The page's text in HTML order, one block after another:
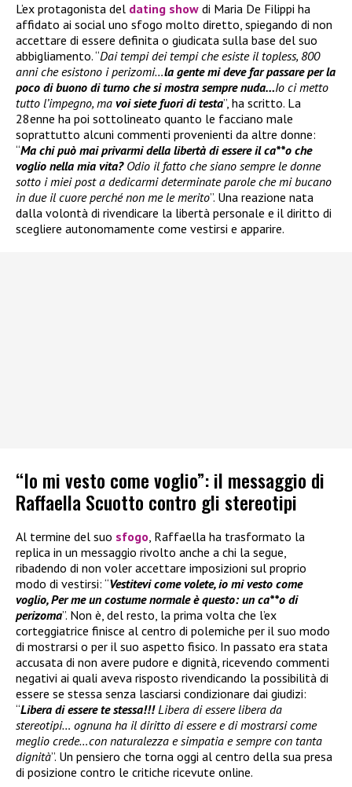
L’ex protagonista del dating show di Maria De Filippi ha
affidato ai social uno sfogo molto diretto, spiegando di non
accettare di essere definita o giudicata sulla base del suo
abbigliamento. “Dai tempi dei tempi che esiste il topless, 800
anni che esistono i perizomi…la gente mi deve far passare per la
poco di buono di turno che si mostra sempre nuda…Io ci metto
tutto l’impegno, ma voi siete fuori di testa”, ha scritto. La
28enne ha poi sottolineato quanto le facciano male
soprattutto alcuni commenti provenienti da altre donne:
“Ma chi può mai privarmi della libertà di essere il ca**o che
voglio nella mia vita? Odio il fatto che siano sempre le donne
sotto i miei post a dedicarmi determinate parole che mi bucano
in due il cuore perché non me le merito”. Una reazione nata
dalla volontà di rivendicare la libertà personale e il diritto di
scegliere autonomamente come vestirsi e apparire.
“Io mi vesto come voglio”: il messaggio di
Raffaella Scuotto contro gli stereotipi
Al termine del suo sfogo, Raffaella ha trasformato la
replica in un messaggio rivolto anche a chi la segue,
ribadendo di non voler accettare imposizioni sul proprio
modo di vestirsi: “Vestitevi come volete, io mi vesto come
voglio, Per me un costume normale è questo: un ca**o di
perizoma”. Non è, del resto, la prima volta che l’ex
corteggiatrice finisce al centro di polemiche per il suo modo
di mostrarsi o per il suo aspetto fisico. In passato era stata
accusata di non avere pudore e dignità, ricevendo commenti
negativi ai quali aveva risposto rivendicando la possibilità di
essere se stessa senza lasciarsi condizionare dai giudizi:
“Libera di essere te stessa!!!Libera di essere libera da
stereotipi… ognuna ha il diritto di essere e di mostrarsi come
meglio crede…con naturalezza e simpatia e sempre con tanta
dignità”. Un pensiero che torna oggi al centro della sua presa
di posizione contro le critiche ricevute online.